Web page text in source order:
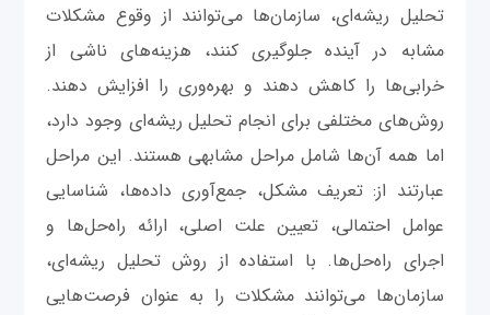
تحلیل ریشه‌ای، سازمان‌ها می‌توانند از وقوع مشکلات
مشابه در آینده جلوگیری کنند، هزینه‌های ناشی از
خرابی‌ها را کاهش دهند و بهره‌وری را افزایش دهند.
روش‌های مختلفی برای انجام تحلیل ریشه‌ای وجود دارد،
اما همه آن‌ها شامل مراحل مشابهی هستند. این مراحل
عبارتند از: تعریف مشکل، جمع‌آوری داده‌ها، شناسایی
عوامل احتمالی، تعیین علت اصلی، ارائه راه‌حل‌ها و
اجرای راه‌حل‌ها. با استفاده از روش تحلیل ریشه‌ای،
سازمان‌ها می‌توانند مشکلات را به عنوان فرصت‌هایی